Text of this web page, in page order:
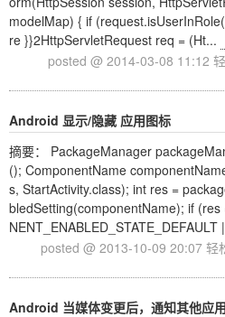
modelMap) { if
re }}2HttpServletRequest req = (Ht...
posted @ 2014-03-08 11:12
Android 显示/隐藏 应用图标
摘要： PackageManager
(); ComponentName
s, StartActivity.class); int res =
bledSetting(componentName); if
NENT_ENABLED_STATE_DEFAULT
posted @ 2013-10-09 20:07 轻
Android 当媒体变更后，通知其他应